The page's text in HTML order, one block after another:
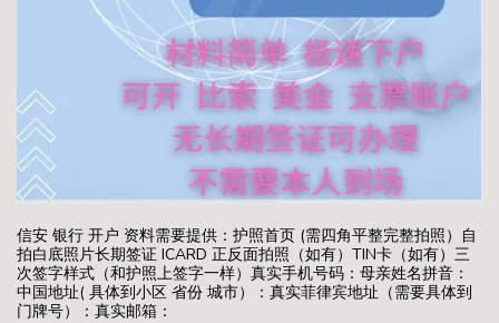
信安 银行 开户 资料需要提供：护照首页 (需四角平整完整拍照）自
拍白底照片长期签证 ICARD 正反面拍照（如有）TIN卡（如有）三
次签字样式（和护照上签字一样）真实手机号码：母亲姓名拼音：
中国地址( 具体到小区 省份 城市）：真实菲律宾地址（需要具体到
门牌号）：真实邮箱：